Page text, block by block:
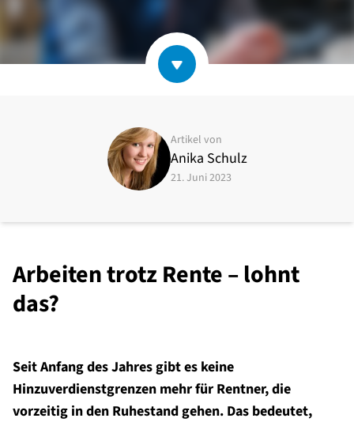
Artikel von
Anika Schulz
21. Juni 2023
Arbeiten trotz Rente – lohnt
das?
Seit Anfang des Jahres gibt es keine
Hinzuverdienstgrenzen mehr für Rentner, die
vorzeitig in den Ruhestand gehen. Das bedeutet,